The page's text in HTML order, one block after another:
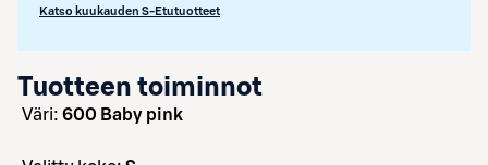
Katso kuukauden S-Etutuotteet
Tuotteen toiminnot
väri: 600 Baby pink